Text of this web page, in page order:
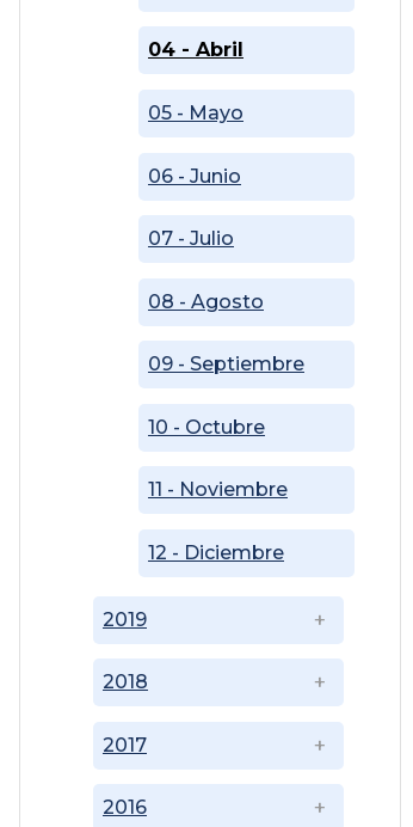
2016
2017
2018
2019
04 - Abril
05 - Mayo
06 - Junio
07 - Julio
08 - Agosto
09 - Septiembre
10 - Octubre
11 - Noviembre
12 - Diciembre